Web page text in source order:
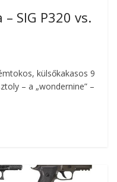
SIG P320 vs.
külsőkakasos 9
– a „wondernine” –